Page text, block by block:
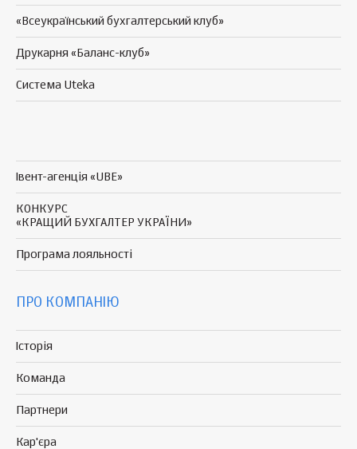
«Всеукраїнський бухгалтерський клуб»
Друкарня «Баланс-клуб»
Система Uteka
Івент-агенція «UBE»
КОНКУРС
«КРАЩИЙ БУХГАЛТЕР УКРАЇНИ»
Програма лояльності
ПРО КОМПАНІЮ
Історія
Команда
Партнери
Кар'єра